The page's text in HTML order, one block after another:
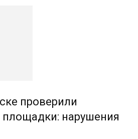
проверили
нарушения